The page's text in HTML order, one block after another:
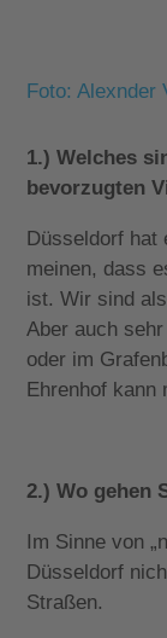
Foto: Alexnder
1.) Welches
bevorzugten
Düsseldorf hat
meinen, dass
ist. Wir sind
Aber auch
oder im
Ehrenhof kann
2.) Wo gehen
Im Sinne von
Düsseldorf
Straßen.